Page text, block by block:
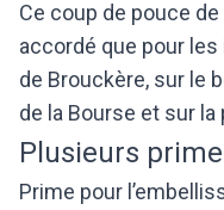
Ce coup de pouce
accordé que pour
de Brouckère, sur le
de la Bourse et sur la
Plusieurs
Prime pour